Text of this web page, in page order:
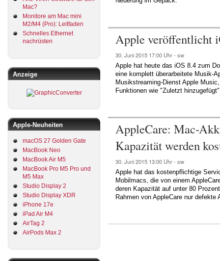
Mac?
Monitore am Mac mini
M2/M4 (Pro): Leitfaden
Schnelles Ethernet
nachrüsten
Anzeige
Apple-Neuheiten
macOS 27 Golden Gate
MacBook Neo
MacBook Air M5
MacBook Pro M5 Pro und
M5 Max
Studio Display 2
Studio Display XDR
iPhone 17e
iPad Air M4
AirTag 2
AirPods Max 2
Apple veröffentlicht
30. Juni 2015 17:00 Uhr - sw
Apple hat heute das iOS 8.4 zum
eine komplett überarbeitete Musik-
Musikstreaming-Dienst Apple
Funktionen wie "Zuletzt
AppleCare: Mac-
Kapazität werden
30. Juni 2015 13:00 Uhr - sw
Apple hat das kostenpflichtige
Mobilmacs, die von einem
deren Kapazität auf unter 80
Rahmen von AppleCare nur